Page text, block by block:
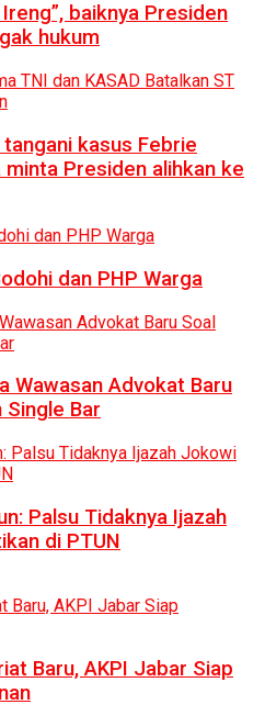
baiknya Presiden
hukum
kasus Febrie
Presiden alihkan ke
dan PHP Warga
Wawasan Advokat Baru
Bar
Palsu Tidaknya Ijazah
di PTUN
Baru, AKPI Jabar Siap